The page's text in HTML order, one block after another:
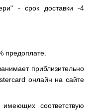
- срок доставки -4
предоплате.
приблизительно
онлайн на сайте
соответствую